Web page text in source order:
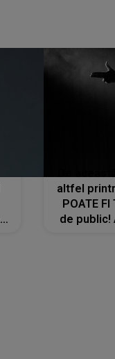
altfel
POATE FI
de public!